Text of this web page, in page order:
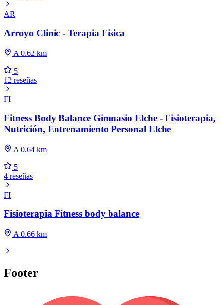
AR
Arroyo Clinic - Terapia Fisica
A 0.62 km
5
12 reseñas
FI
Fitness Body Balance Gimnasio Elche - Fisioterapia,
Nutrición, Entrenamiento Personal Elche
A 0.64 km
5
4 reseñas
FI
Fisioterapia Fitness body balance
A 0.66 km
Footer